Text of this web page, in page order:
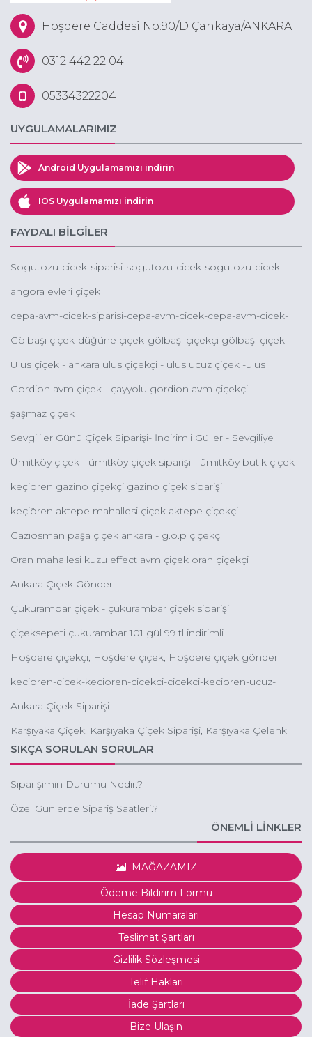
Hoşdere Caddesi No:90/D Çankaya/ANKARA
0312 442 22 04
05334322204
UYGULAMALARIMIZ
Android Uygulamamızı indirin
IOS Uygulamamızı indirin
FAYDALI BİLGİLER
Sogutozu-cicek-siparisi-sogutozu-cicek-sogutozu-cicek-
angora evleri çiçek
cepa-avm-cicek-siparisi-cepa-avm-cicek-cepa-avm-cicek-
cicekcileri
Gölbaşı çiçek-düğüne çiçek-gölbaşı çiçekçi gölbaşı çiçek
Ulus çiçek - ankara ulus çiçekçi - ulus ucuz çiçek -ulus
Gordion avm çiçek - çayyolu gordion avm çiçekçi
şaşmaz çiçek
Sevgililer Günü Çiçek Siparişi- İndirimli Güller - Sevgiliye
Ümitköy çiçek - ümitköy çiçek siparişi - ümitköy butik çiçek
keçiören gazino çiçekçi gazino çiçek siparişi
keçiören aktepe mahallesi çiçek aktepe çiçekçi
Gaziosman paşa çiçek ankara - g.o.p çiçekçi
Oran mahallesi kuzu effect avm çiçek oran çiçekçi
Ankara Çiçek Gönder
Çukurambar çiçek - çukurambar çiçek siparişi
çiçeksepeti çukurambar 101 gül 99 tl indirimli
Hoşdere çiçekçi, Hoşdere çiçek, Hoşdere çiçek gönder
kecioren-cicek-kecioren-cicekci-cicekci-kecioren-ucuz-
Ankara Çiçek Siparişi
Karşıyaka Çiçek, Karşıyaka Çiçek Siparişi, Karşıyaka Çelenk
Siparişi, Karşıyaka Ucuz Çiçek Gönder
SIKÇA SORULAN SORULAR
Siparişimin Durumu Nedir.?
Özel Günlerde Sipariş Saatleri.?
ÖNEMLİ LİNKLER
MAĞAZAMIZ
Ödeme Bildirim Formu
Hesap Numaraları
Teslimat Şartları
Gizlilik Sözleşmesi
Telif Hakları
İade Şartları
Bize Ulaşın